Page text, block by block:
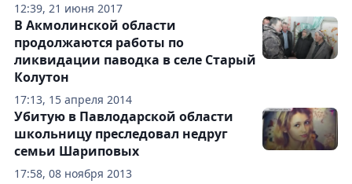
12:39, 21 июня 2017
17:13, 15 апреля 2014
В Акмолинской области
продолжаются работы по
ликвидации паводка в селе Старый
Колутон
17:58, 08 ноября 2013
Убитую в Павлодарской области
школьницу преследовал недруг
семьи Шариповых